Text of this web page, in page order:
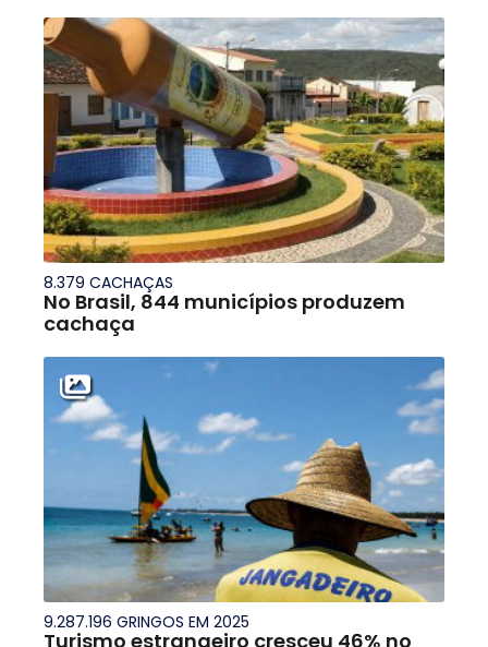
8.379 CACHAÇAS
No Brasil, 844 municípios produzem
cachaça
9.287.196 GRINGOS EM 2025
Turismo estrangeiro cresceu 46% no